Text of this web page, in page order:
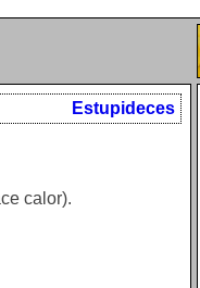
Estupideces
calor).